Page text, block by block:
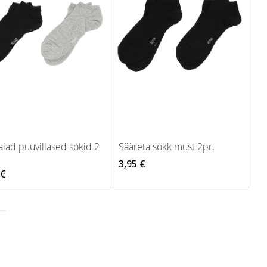
puuvillased sokid 2
Sääreta sokk must 2pr.
3,95 €
reading page